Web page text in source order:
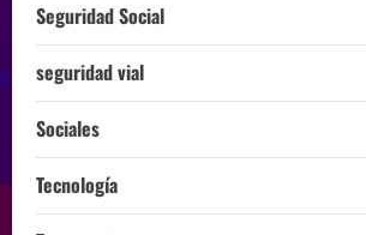
Seguridad Social
seguridad vial
Sociales
Tecnología